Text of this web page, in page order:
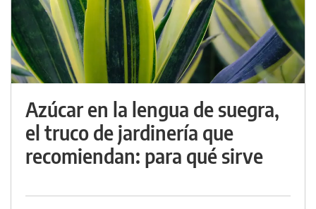
Azúcar en la lengua de suegra,
el truco de jardinería que
recomiendan: para qué sirve